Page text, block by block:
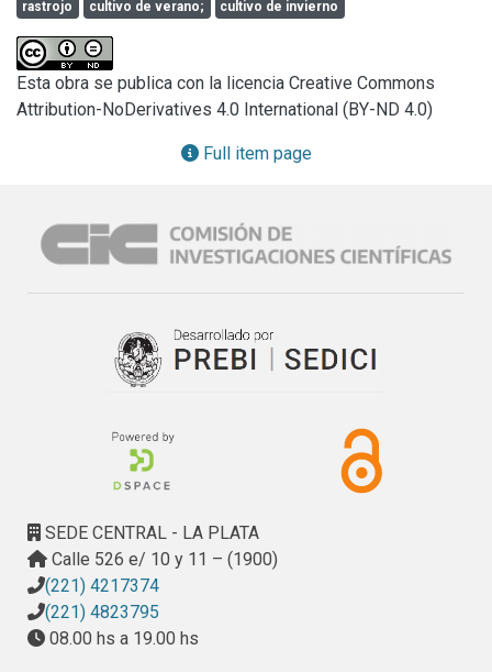
secuencia 4 colza/soja 2º-maíz-sorgo-trigo. Se condujo
con nivel de tecnología: media y alta. Muestreo de 0-20 cm
el 11/2013 posterior a la cosecha del maíz, y el 5/2015
luego de la cosecha del trigo. Se determinó COs y carbono
orgánico particulado en dos fracciones granulométricas,
una gruesa: < 2000 μm y > a 106 μm y una fracción fina
entre las rotaciones analizadas, solo hubo diferencia
significativa entre años de muestreo. El CO promedio fue
disminuyeron en función de los años de agricultura En la
fracción fina del particulado se encontró diferencia
significativa entre la secuencia 1 -promedio 2 g kg-1- y las
diferenció de las restantes. Fue el único indicador que
manifestó diferencia de las rotaciones analizadas, esto
denota mayor sensibilidad, por tal motivo justifica el
particulado mayor a 100 μm. La incorporación de rastrojo no
se vio reflejado en los contenidos de carbono orgánico del
suelo de las diferentes rotaciones pero trajo aparejado un
aumento del carbono orgánico oxidable en el último
muestreo.
rastrojo cultivo de verano; cultivo de invierno
Esta obra se publica con la licencia Creative Commons
Attribution-NoDerivatives 4.0 International (BY-ND 4.0)
Full item page
SEDE CENTRAL - LA PLATA
Calle 526 e/ 10 y 11 – (1900)
(221) 4217374
(221) 4823795
08.00 hs a 19.00 hs